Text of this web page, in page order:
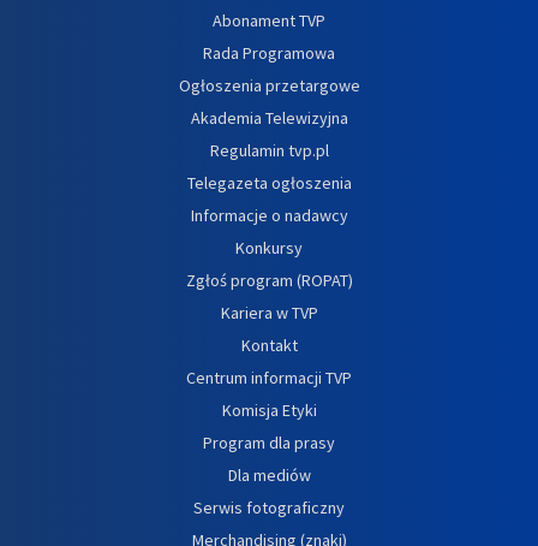
Abonament TVP
Rada Programowa
Ogłoszenia przetargowe
Akademia Telewizyjna
Regulamin tvp.pl
Telegazeta ogłoszenia
Informacje o nadawcy
Konkursy
Zgłoś program (ROPAT)
Kariera w TVP
Kontakt
Centrum informacji TVP
Komisja Etyki
Program dla prasy
Dla mediów
Serwis fotograficzny
Merchandising (znaki)